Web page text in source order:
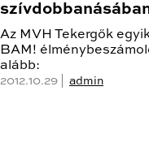
Az MVH Tekergők
BAM!
alább:
2012.10.29 | admin